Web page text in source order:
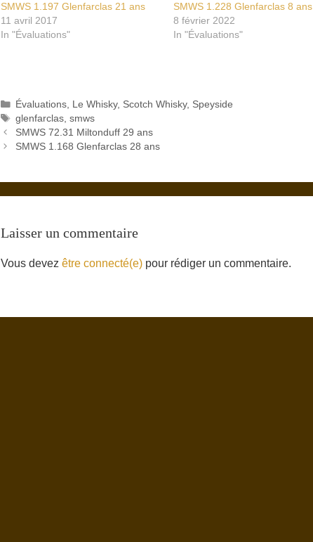
SMWS 1.197 Glenfarclas 21 ans
11 avril 2017
In "Évaluations"
SMWS 1.228 Glenfarclas 8 ans
8 février 2022
In "Évaluations"
Catégories
Évaluations Le Whisky, Scotch Whisky, Speyside
Étiquettes
glenfarclas ,smws
SMWS 72.31 Miltonduff 29 ans
SMWS 1.168 Glenfarclas 28 ans
Laisser un commentaire
Vous devez être connecté(e) pour rédiger un commentaire.